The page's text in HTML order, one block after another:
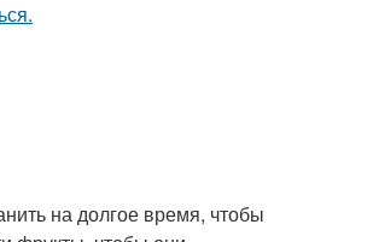
на долгое время, чтобы